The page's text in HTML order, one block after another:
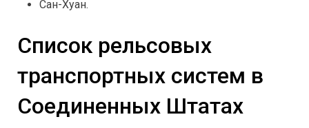
Сан-Хуан.
Список рельсовых
транспортных систем в
Соединенных Штатах